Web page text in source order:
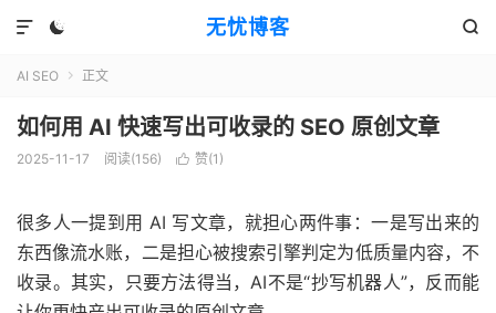
无忧博客
 

AI SEO  正文
如何用 AI 快速写出可收录的 SEO 原创文章
2025-11-17 阅读(156)  赞(1 )
很多人一提到用 AI 写文章，就担心两件事：一是写出来的
东西像流水账，二是担心被搜索引擎判定为低质量内容，不
收录。其实，只要方法得当，AI不是“抄写机器人”，反而能